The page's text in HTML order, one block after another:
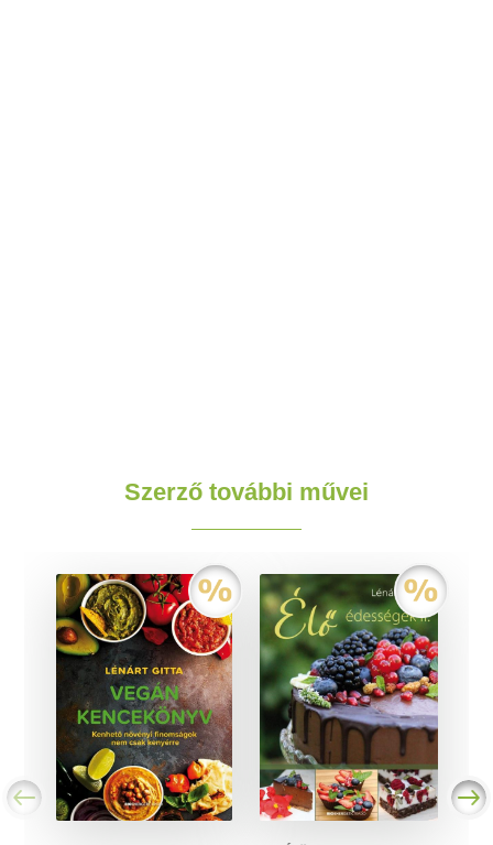
Szerző további művei